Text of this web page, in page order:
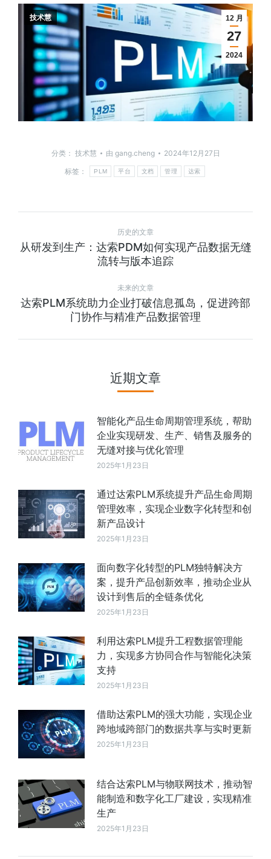
12 月
27
2024
技术慧
分类： 技术慧 由 gang.cheng
2024年12月27日
标签：
PLM 平台 文档 管理 达索
历史的文章
从研发到生产：达索PDM如何实现产品数据无缝
流转与版本追踪
未来的文章
达索PLM系统助力企业打破信息孤岛，促进跨部
门协作与精准产品数据管理
近期文章
智能化产品生命周期管理系统，帮助
企业实现研发、生产、销售及服务的
无缝对接与优化管理
2025年1月23日
通过达索PLM系统提升产品生命周期
管理效率，实现企业数字化转型和创
新产品设计
2025年1月23日
面向数字化转型的PLM独特解决方
案，提升产品创新效率，推动企业从
设计到售后的全链条优化
2025年1月23日
利用达索PLM提升工程数据管理能
力，实现多方协同合作与智能化决策
支持
2025年1月23日
借助达索PLM的强大功能，实现企业
跨地域跨部门的数据共享与实时更新
2025年1月23日
结合达索PLM与物联网技术，推动智
能制造和数字化工厂建设，实现精准
生产
2025年1月23日